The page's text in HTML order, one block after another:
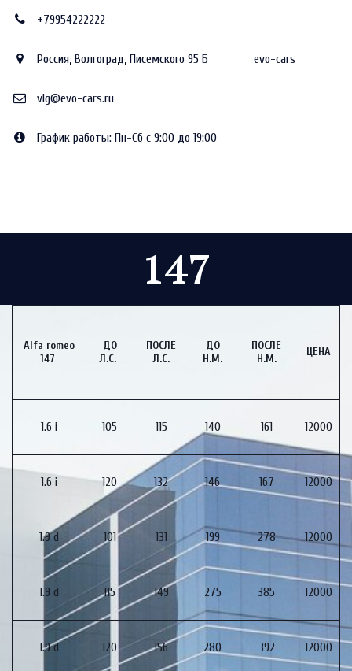
+79954222222
Россия, Волгоград, Писемского 95 Б evo-cars
vlg@evo-cars.ru
График работы: Пн-Сб с 9:00 до 19:00
147
Alfa romeo
147
ДО
Л.С.
ПОСЛЕ
Л.С.
ДО
Н.М.
ПОСЛЕ
Н.М.
ЦЕНА
1.6 i 105 115 140 161 12000
1.6 i 120 132 146 167 12000
1.9 d 101 131 199 278 12000
1.9 d 115 149 275 385 12000
1.9 d 120 156 280 392 12000